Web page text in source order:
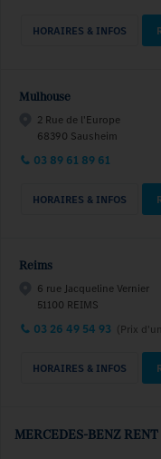
HORAIRES & INFOS
Mulhouse
2 Rue de l'Europe
68390 Sausheim
03 89 61 89 61
HORAIRES & INFOS
Reims
6 rue Jacqueline Vernier
51100 REIMS
03 26 49 54 93 (Prix
HORAIRES & INFOS
MERCEDES-BENZ